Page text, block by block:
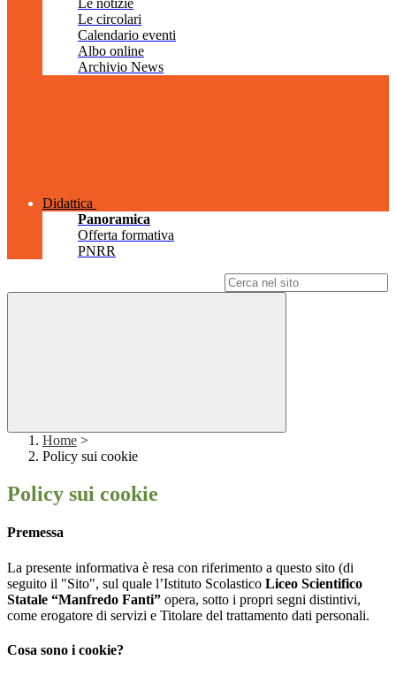
Le notizie
Le circolari
Calendario eventi
Albo online
Archivio News
Didattica
Panoramica
Offerta formativa
PNRR
Home >
Policy sui cookie
Policy sui cookie
Premessa
La presente informativa è resa con riferimento a questo sito (di
seguito il "Sito", sul quale l’Istituto Scolastico Liceo Scientifico
Statale “Manfredo Fanti” opera, sotto i propri segni distintivi,
come erogatore di servizi e Titolare del trattamento dati personali.
Cosa sono i cookie?